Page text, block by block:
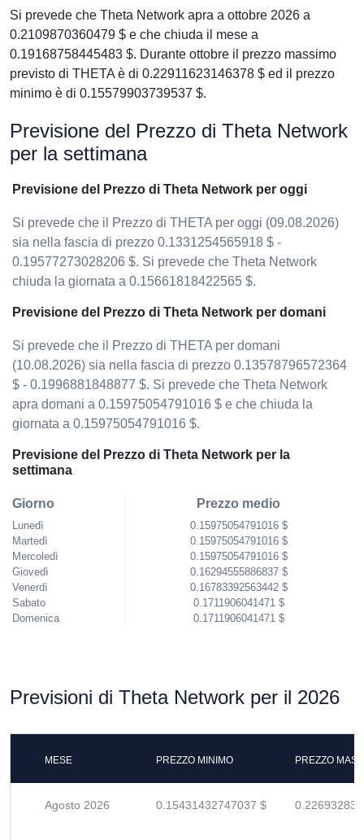
Si prevede che Theta Network apra a ottobre 2026 a
0.2109870360479 $ e che chiuda il mese a
0.19168758445483 $. Durante ottobre il prezzo massimo
previsto di THETA è di 0.22911623146378 $ ed il prezzo
minimo è di 0.15579903739537 $.
Previsione del Prezzo di Theta Network
per la settimana
Previsione del Prezzo di Theta Network per oggi
Si prevede che il Prezzo di THETA per oggi (09.08.2026)
sia nella fascia di prezzo 0.1331254565918 $ -
0.19577273028206 $. Si prevede che Theta Network
chiuda la giornata a 0.15661818422565 $.
Previsione del Prezzo di Theta Network per domani
Si prevede che il Prezzo di THETA per domani
(10.08.2026) sia nella fascia di prezzo 0.13578796572364
$ - 0.1996881848877 $. Si prevede che Theta Network
apra domani a 0.15975054791016 $ e che chiuda la
giornata a 0.15975054791016 $.
Previsione del Prezzo di Theta Network per la
settimana
Giorno
Lunedì
Martedì
Mercoledì
Giovedì
Venerdì
Sabato
Domenica
Prezzo medio
0.15975054791016 $
0.15975054791016 $
0.15975054791016 $
0.16294555886837 $
0.16783392563442 $
0.1711906041471 $
0.1711906041471 $
Previsioni di Theta Network per il 2026
MESE PREZZO MINIMO PREZZO
Agosto 2026 0.15431432747037 $